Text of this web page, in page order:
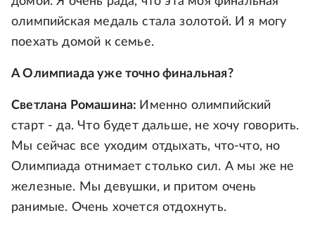
олимпийская медаль стала золотой. И я могу
поехать домой к семье.
А Олимпиада уже точно финальная?
Светлана Ромашина: Именно олимпийский
старт - да. Что будет дальше, не хочу говорить.
Мы сейчас все уходим отдыхать, что-что, но
Олимпиада отнимает столько сил. А мы же не
железные. Мы девушки, и притом очень
ранимые. Очень хочется отдохнуть.